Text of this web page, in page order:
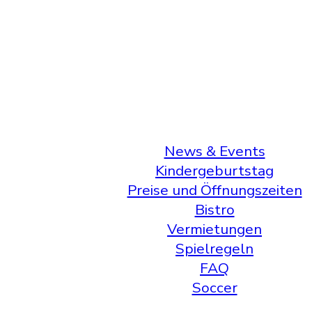
News & Events
Kindergeburtstag
Preise und Öffnungszeiten
Bistro
Vermietungen
Spielregeln
FAQ
Soccer